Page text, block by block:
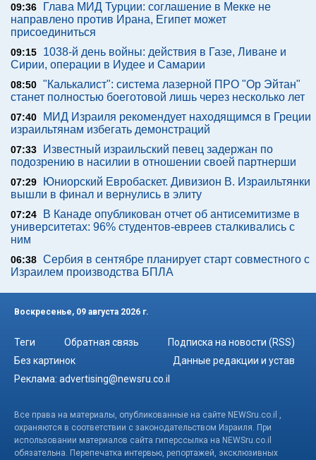
09:36
Глава МИД Турции: соглашение в Мекке не
направлено против Ирана, Египет может
присоединиться
09:15
1038-й день войны: действия в Газе, Ливане и
Сирии, операции в Иудее и Самарии
08:50 "Калькалист": система лазерной ПРО "Ор Эйтан"
станет полностью боеготовой лишь через несколько лет
07:40
МИД Израиля рекомендует находящимся в Греции
израильтянам избегать демонстраций
07:33
Известный израильский певец задержан по
подозрению в насилии в отношении своей партнерши
07:29
Юниорский Евробаскет. Дивизион В. Израильтянки
вышли в финал и вернулись в элиту
07:24
В Канаде опубликован отчет об антисемитизме в
университетах: 96% студентов-евреев сталкивались с
ним
06:38 Сербия в сентябре планирует старт совместного с
Израилем производства БПЛА
Воскресенье, 09 августа 2026 г.
Теги Обратная связь
Подписка на новости (RSS)
Без картинок
Данные редакции и устав
Реклама: advertising@newsru.co.il
Все права на материалы, опубликованные на сайте NEWSru.co.il ,
охраняются в соответствии с законодательством Израиля. При
использовании материалов сайта гиперссылка на NEWSru.co.il
обязательна. Перепечатка интервью, репортажей, эксклюзивных